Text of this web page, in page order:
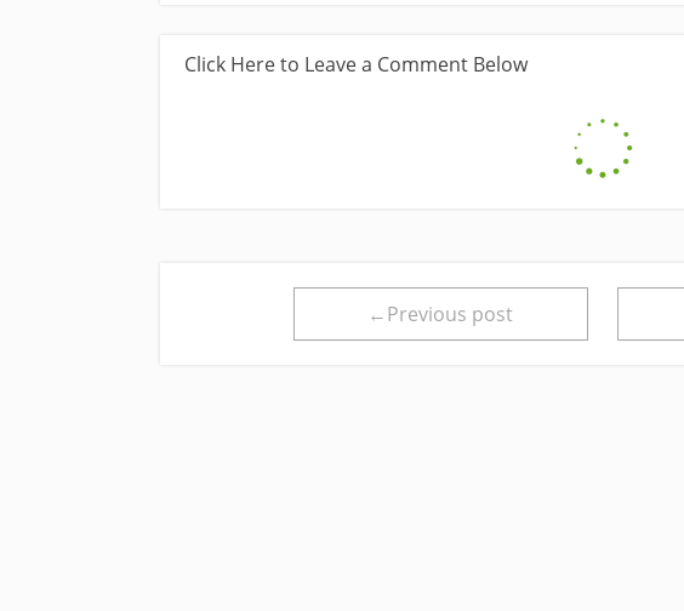
Click Here to Leave a Comment Below
←Previous post